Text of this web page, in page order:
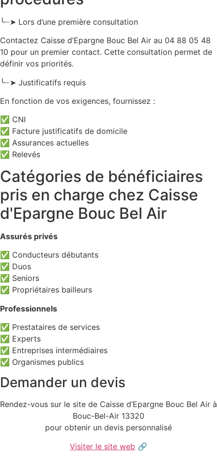
╰┈➤ Lors d’une première consultation
Contactez Caisse d’Epargne Bouc Bel Air au 04 88 05 48
10 pour un premier contact. Cette consultation permet de
définir vos priorités.
╰┈➤ Justificatifs requis
En fonction de vos exigences, fournissez :
✅ CNI
✅ Facture justificatifs de domicile
✅ Assurances actuelles
✅ Relevés
Catégories de bénéficiaires
pris en charge chez Caisse
d'Epargne Bouc Bel Air
Assurés privés
✅ Conducteurs débutants
✅ Duos
✅ Seniors
✅ Propriétaires bailleurs
Professionnels
✅ Prestataires de services
✅ Experts
✅ Entreprises intermédiaires
✅ Organismes publics
Demander un devis
Rendez-vous sur le site de Caisse d’Epargne Bouc Bel Air à
Bouc-Bel-Air 13320
pour obtenir un devis personnalisé
Visiter le site web 🔗